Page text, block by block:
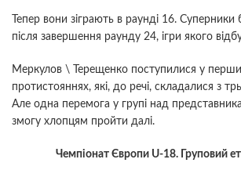
Тепер вони зіграють в раунді 16. Суперники
після завершення раунду 24, ігри якого
Меркулов \ Терещенко поступилися у
протистояннях, які, до речі, складалися з
Але одна перемога у групі над
змогу хлопцям пройти далі.
Чемпіонат Європи U-18. Груповий